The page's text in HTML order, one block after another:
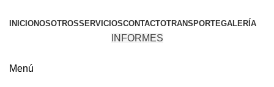
INICIONOSOTROSSERVICIOSCONTACTOTRANSPORTEGALERÍA
INFORMES
Menú